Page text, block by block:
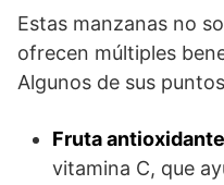
Estas manzanas no
ofrecen múltiples
Algunos de sus
Fruta antioxidante
vitamina C, que